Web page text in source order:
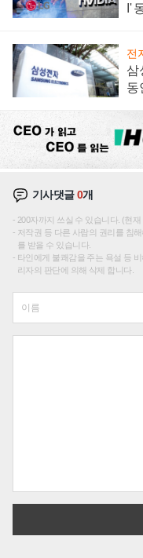
I'
전
삼
동
기사댓글0개
200자까지 쓰실 수 있습니다. (현재
저작권 등 다른 사람의 권리를 침
를 받을 수 있습니다.
타인에게 불쾌감을 주는 욕설 등
리자의 판단에 의해 삭제 합니다.